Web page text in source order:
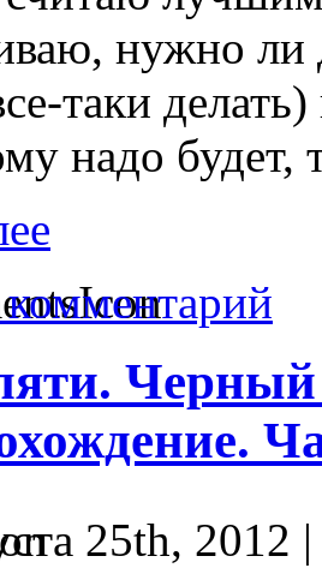
нужно ли
таки
надо будет,
Черный
25th, 2012